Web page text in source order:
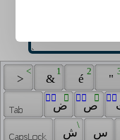
>
<
&
1
é
2
"
ض
َ َّ
ص
ً ًّ ُّ
ش
\